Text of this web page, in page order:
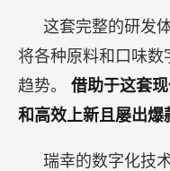
这套完整的研发
将各种原料和口味
趋势。 借助于这套
和高效上新且屡出爆
瑞幸的数字化技